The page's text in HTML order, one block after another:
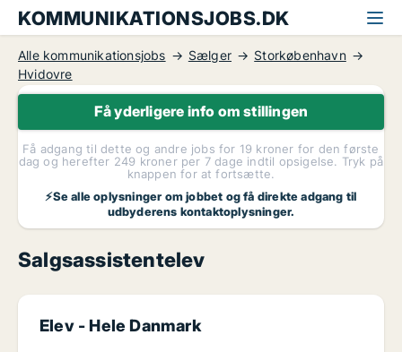
KOMMUNIKATIONSJOBS.DK
Alle kommunikationsjobs Sælger
Storkøbenhavn
Hvidovre
Få yderligere info om stillingen
Få adgang til dette og andre jobs for 19 kroner for den første
dag og herefter 249 kroner per 7 dage indtil opsigelse. Tryk på
knappen for at fortsætte.
⚡Se alle oplysninger om jobbet og få direkte adgang til
udbyderens kontaktoplysninger.
Salgsassistentelev
Elev - Hele Danmark